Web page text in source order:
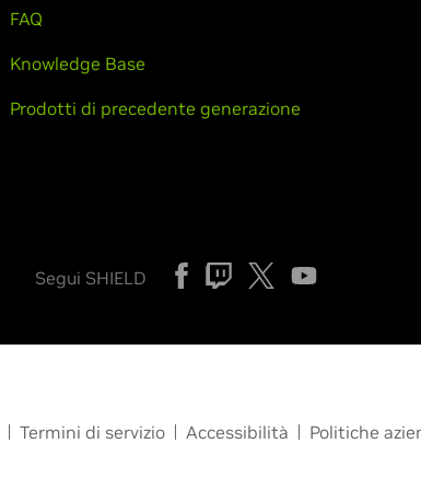
FAQ
Knowledge Base
Prodotti di precedente generazione
Segui SHIELD
Termini di servizio Accessibilità Politiche